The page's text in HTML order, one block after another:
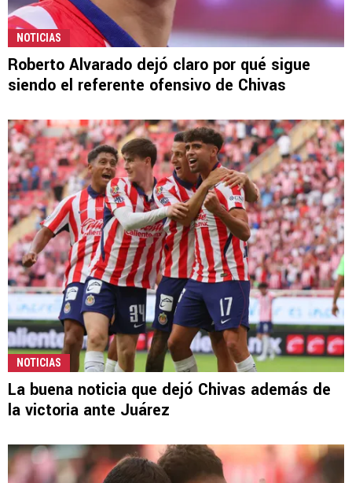
NOTICIAS
Roberto Alvarado dejó claro por qué sigue
siendo el referente ofensivo de Chivas
NOTICIAS
La buena noticia que dejó Chivas además de
la victoria ante Juárez